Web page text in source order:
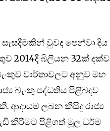
සැසදීමකින් වුවද පෙන්වා දිය
2014දී බිලියන 32ක්
වාර්තාවලට අනුව මහ
බැංකු පද්ධතිය පිළිබඳව
ආදායම ලබන කිසිදු රාජ්‍ය
කිරීමට පිළිගත් මූල ධර්ම